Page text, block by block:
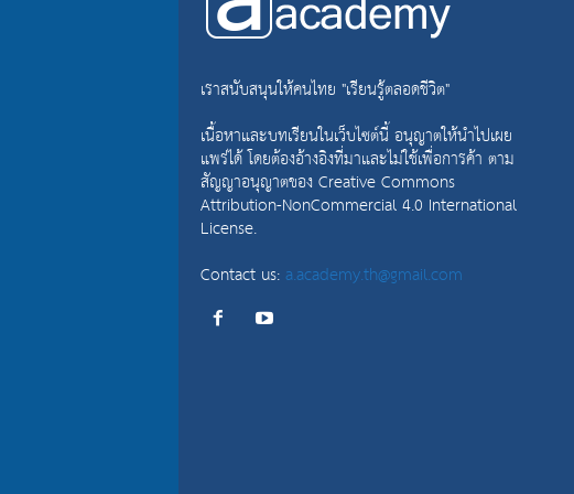
เราสนับสนุนให้คนไทย "เรียนรู้ตลอดชีวิต"
เนื้อหาและบทเรียนในเว็บไซต์นี้ อนุญาตให้นำไปเผย
แพร่ได้ โดยต้องอ้างอิงที่มาและไม่ใช้เพื่อการค้า ตาม
สัญญาอนุญาตของ Creative Commons
Attribution-NonCommercial 4.0 International
License.
Contact us:a.academy.th@gmail.com